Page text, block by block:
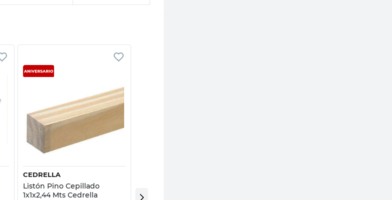
Vista rápida
CEDRELLA
Listón Pino Cepillado
1x1x2,44 Mts Cedrella
34Mm X 2.0Mts